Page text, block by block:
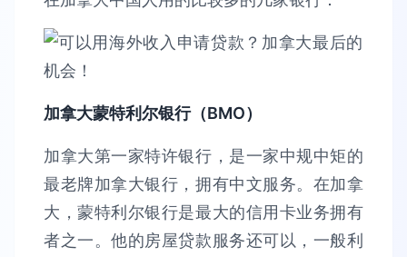
加拿大蒙特利尔银行（BMO）
加拿大第一家特许银行，是一家中规中矩的
最老牌加拿大银行，拥有中文服务。在加拿
大，蒙特利尔银行是最大的信用卡业务拥有
者之一。他的房屋贷款服务还可以，一般利